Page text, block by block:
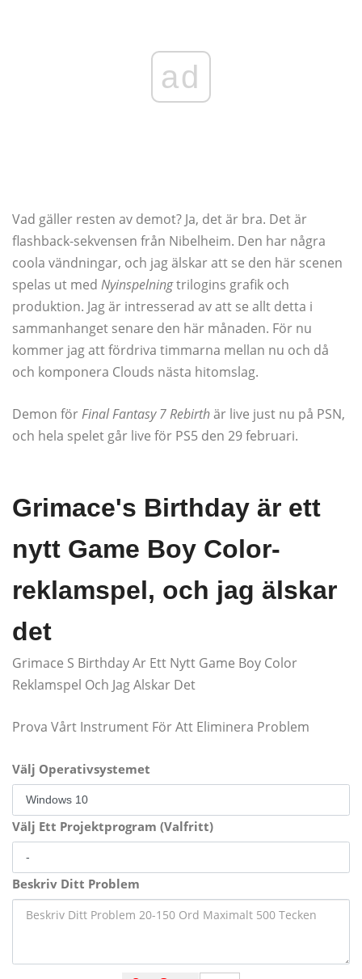
ad
Vad gäller resten av demot? Ja, det är bra. Det är
flashback-sekvensen från Nibelheim. Den har några
coola vändningar, och jag älskar att se den här scenen
spelas ut med Nyinspelningtrilogins grafik och
produktion. Jag är intresserad av att se allt detta i
sammanhanget senare den här månaden. För nu
kommer jag att fördriva timmarna mellan nu och då
och komponera Clouds nästa hitomslag.
Demon förFinal Fantasy 7 Rebirthär live just nu på PSN,
och hela spelet går live för PS5 den 29 februari.
Grimace's Birthday är ett
nytt Game Boy Color-
reklamspel, och jag älskar
det
Grimace S Birthday Ar Ett Nytt Game Boy Color
Reklamspel Och Jag Alskar Det
Prova Vårt Instrument För Att Eliminera Problem
Välj Operativsystemet
Välj Ett Projektprogram (Valfritt)
Beskriv Ditt Problem